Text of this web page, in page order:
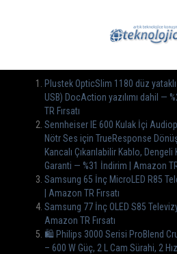
Plustek OpticSlim 1180 düz
USB) DocAction yazılımı dahil —
TR Fırsatı
Sennheiser IE 600 Kulak İçi
Nötr Ses için TrueResponse
Kancalı Çıkarılabilir Kablo, Dengeli
Garanti — %31 İndirim | Amazon TR
Samsung 65 İnç MicroLED R85
| Amazon TR Fırsatı
Samsung 77 İnç OLED S85
Amazon TR Fırsatı
🛍 Philips 3000 Serisi ProBlend
– 600 W Güç, 2 L Cam Sürahi, 2